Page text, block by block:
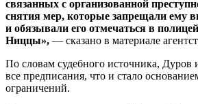
связанных с организованной
снятия мер, которые запрещали ему
и обязывали его отмечаться в
Ниццы», — сказано в материале
По словам судебного источника, Дуров
все предписания, что и стало
ограничений.